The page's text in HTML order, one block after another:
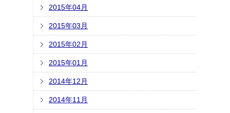
2015年04月
2015年03月
2015年02月
2015年01月
2014年12月
2014年11月